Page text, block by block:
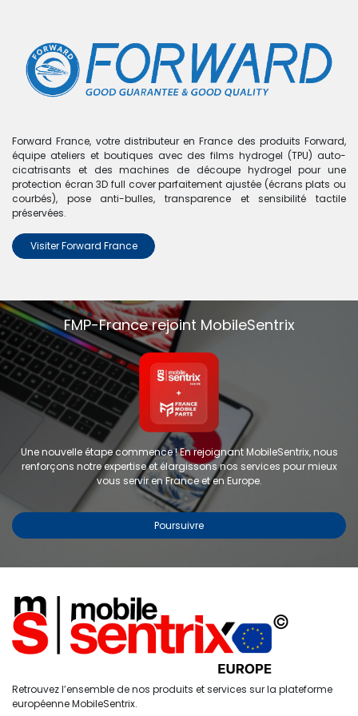
Accueil Recherche
0
Compte
Boutique
Coque sublimation 2 en 1 pour iPhone 17 Pro -
FORWARD
iPhone 17 Pro - FORWARD
RÉF : FW-S-30A
Partager :
Spécifications
Forward France, votre distributeur en France des produits Forward,
équipe ateliers et boutiques avec des films hydrogel (TPU) auto-
cicatrisants et des machines de découpe hydrogel pour une
protection écran 3D full cover parfaitement ajustée (écrans plats ou
courbés), pose anti-bulles, transparence et sensibilité tactile
préservées.
Visiter Forward France
FMP-France rejoint MobileSentrix
Une nouvelle étape commence ! En rejoignant MobileSentrix, nous
renforçons notre expertise et élargissons nos services pour mieux
vous servir en France et en Europe.
Poursuivre
Retrouvez l’ensemble de nos produits et services sur la plateforme
européenne MobileSentrix.